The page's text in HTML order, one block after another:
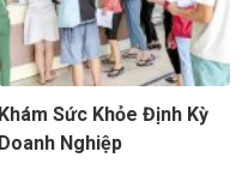
Khám Sức Khỏe Định Kỳ
Doanh Nghiệp